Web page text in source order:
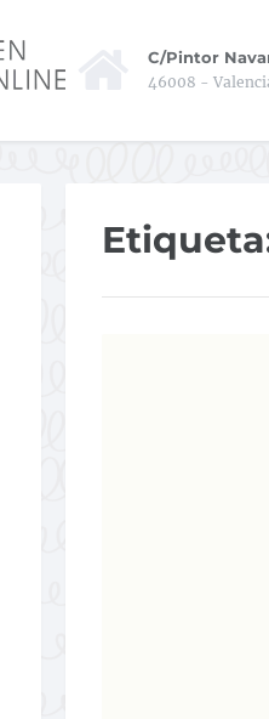
C/Pintor
46008 -